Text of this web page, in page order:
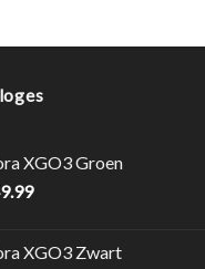
XGO3 Groen
XGO3 Zwart